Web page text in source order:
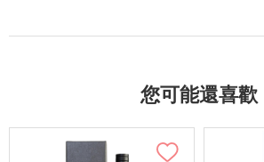
您可能還喜歡